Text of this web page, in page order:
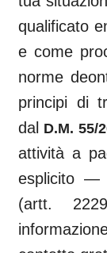
qualificato
e come
norme
principi di
dal D.M. 55/
attività a
esplicito —
(artt.